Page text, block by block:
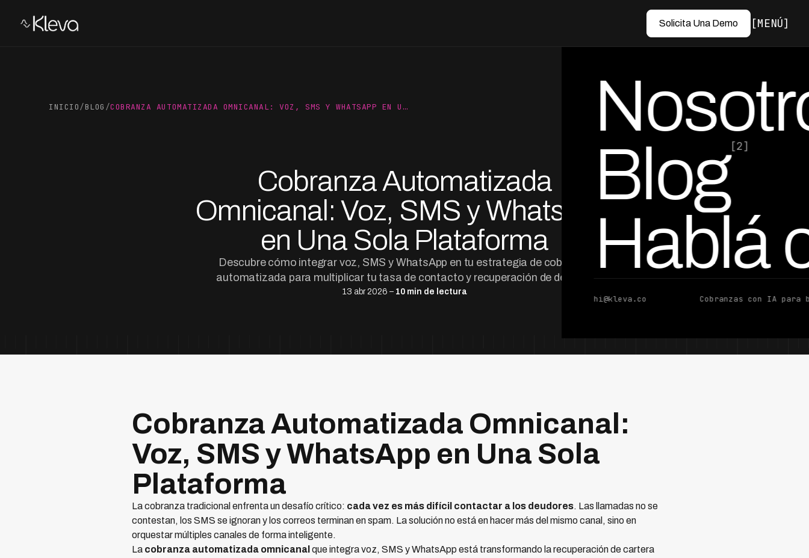
Solicita Una Demo MENÚ
Blog[2]
Hablá
hi@kleva.co Cobranzas con IA para
INICIO/BLOG /COBRANZA AUTOMATIZADA OMNICANAL: VOZ, SMS Y WHATSAPP EN U…
Cobranza Automatizada
Omnicanal: Voz, SMS y WhatsApp
en Una Sola Plataforma
Descubre cómo integrar voz, SMS y WhatsApp en tu estrategia de cobranza
automatizada para multiplicar tu tasa de contacto y recuperación de deudas.
13 abr 2026 – 10 min de lectura
por Ed Escobar
Co-Founder & CEO
Cobranza Automatizada Omnicanal:
Voz, SMS y WhatsApp en Una Sola
Plataforma
La cobranza tradicional enfrenta un desafío crítico: cada vez es más difícil contactar a los deudores. Las llamadas no se
contestan, los SMS se ignoran y los correos terminan en spam. La solución no está en hacer más del mismo canal, sino en
orquestar múltiples canales de forma inteligente.
La cobranza automatizada omnicanal que integra voz, SMS y WhatsApp está transformando la recuperación de cartera